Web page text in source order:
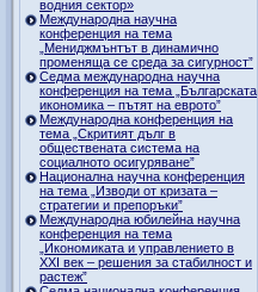
водния сектор»
Международна научна
конференция на тема
„Мениджмънтът в динамично
променяща се среда за сигурност”
Седма международна научна
конференция на тема „Българската
икономика – пътят на еврото”
Международна конференция на
тема „Скритият дълг в
обществената система на
социалното осигуряване”
Национална научна конференция
на тема „Изводи от кризата –
стратегии и препоръки”
Международна юбилейна научна
конференция на тема
„Икономиката и управлението в
ХХI век – решения за стабилност и
растеж”